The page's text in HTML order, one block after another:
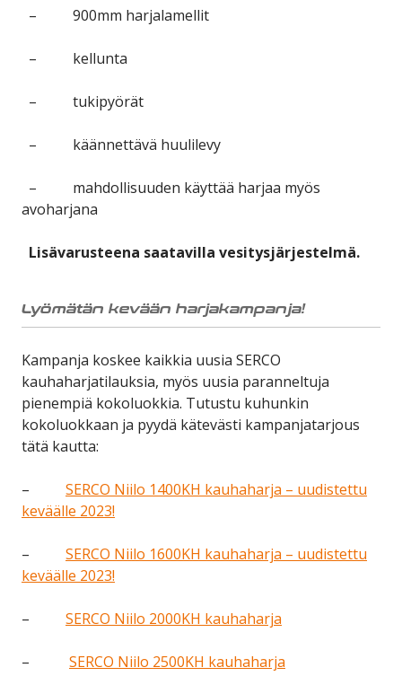
– 900mm harjalamellit
– kellunta
– tukipyörät
– käännettävä huulilevy
– mahdollisuuden käyttää harjaa myös
avoharjana
Lisävarusteena saatavilla vesitysjärjestelmä.
Lyömätän kevään harjakampanja!
Kampanja koskee kaikkia uusia SERCO
kauhaharjatilauksia, myös uusia paranneltuja
pienempiä kokoluokkia. Tutustu kuhunkin
kokoluokkaan ja pyydä kätevästi kampanjatarjous
tätä kautta:
– SERCO Niilo 1400KH kauhaharja – uudistettu
keväälle 2023!
– SERCO Niilo 1600KH kauhaharja – uudistettu
keväälle 2023!
– SERCO Niilo 2000KH kauhaharja
– SERCO Niilo 2500KH kauhaharja